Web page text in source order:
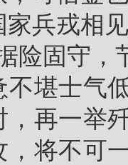
家兵戎相
险固守，
不堪士气
，再一举
，将不可